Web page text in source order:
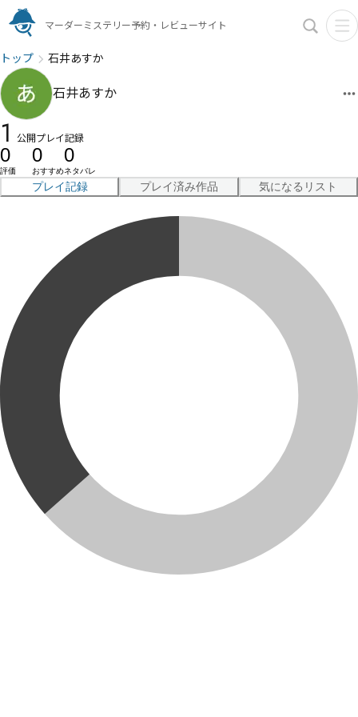
マーダーミステリー予約・レビューサイト
トップ 石井あすか
石井あすか
1 公開プレイ記録
0
評価
0
おすすめ
0
ネタバレ
プレイ記録 プレイ済み作品 気になるリスト